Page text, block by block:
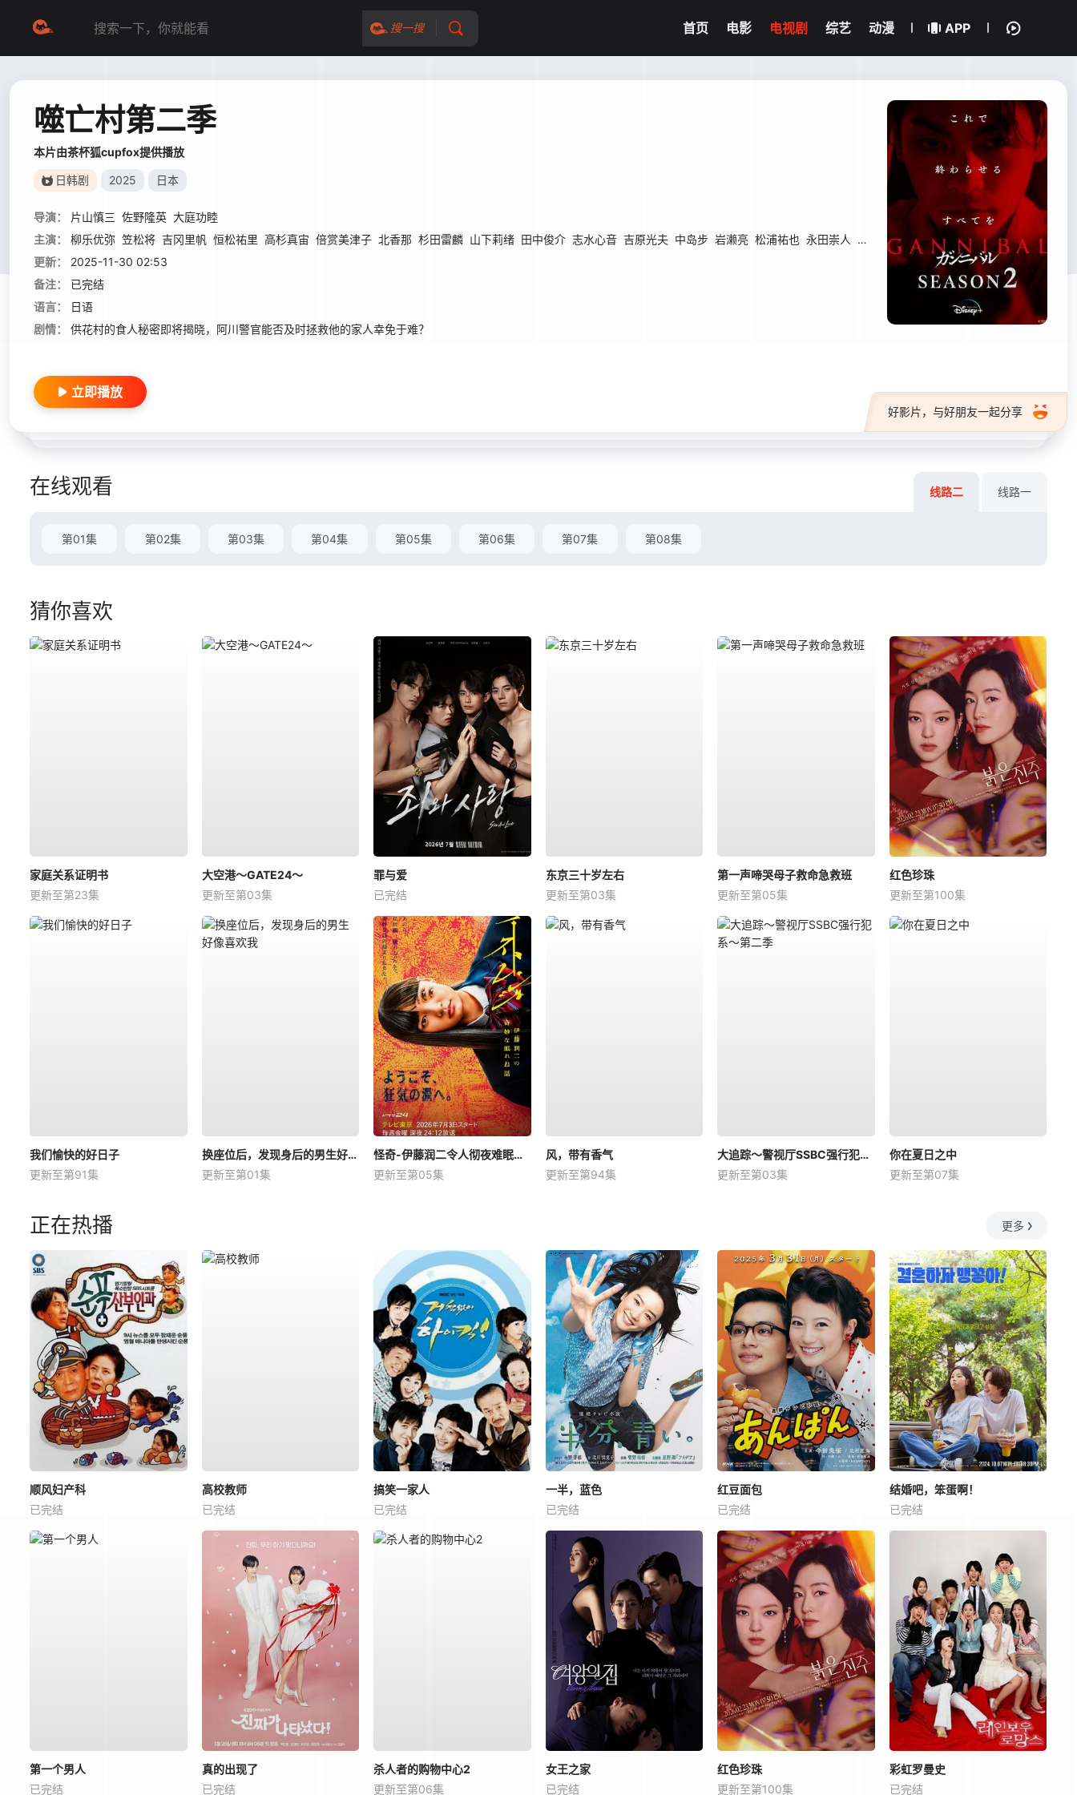
搜一搜 首页 电影 电视剧 综艺 动漫 APP
噬亡村第二季
本片由茶杯狐cupfox提供播放
日韩剧 2025 日本
导演： 片山慎三 佐野隆英 大庭功睦
主演：
柳乐优弥 笠松将 吉冈里帆 恒松祐里 高杉真宙 倍赏美津子 北香那 杉田雷麟 山下莉绪 田中俊介 志水心音 吉原光夫 中岛步 岩濑亮 松浦祐也 永田崇人 陈大渊 六角精儿 仓悠贵 福岛莉拉 谷中敦
更新：
2025-11-30 02:53
备注：
已完结
语言：
日语
剧情：
供花村的食人秘密即将揭晓，阿川警官能否及时拯救他的家人幸免于难？
好影片，与好朋友一起分享
立即播放
在线观看 线路二 线路一
第01集 第02集 第03集 第04集 第05集 第06集 第07集 第08集
猜你喜欢
家庭关系证明书
更新至第23集
大空港～GATE24～
更新至第03集
罪与爱
已完结
东京三十岁左右
更新至第03集
第一声啼哭母子救命急救班
更新至第05集
红色珍珠
更新至第100集
我们愉快的好日子
更新至第91集
换座位后，发现身后的男生好像喜欢我
更新至第01集
怪奇-伊藤润二令人彻夜难眠的奇异故事－
更新至第05集
风，带有香气
更新至第94集
大追踪〜警视厅SSBC强行犯系〜第二季
更新至第03集
你在夏日之中
更新至第07集
正在热播 更多
顺风妇产科
已完结
高校教师
已完结
搞笑一家人
已完结
一半，蓝色
已完结
红豆面包
已完结
结婚吧，笨蛋啊！
已完结
第一个男人
已完结
真的出现了
已完结
杀人者的购物中心2
更新至第06集
女王之家
已完结
红色珍珠
更新至第100集
彩虹罗曼史
已完结